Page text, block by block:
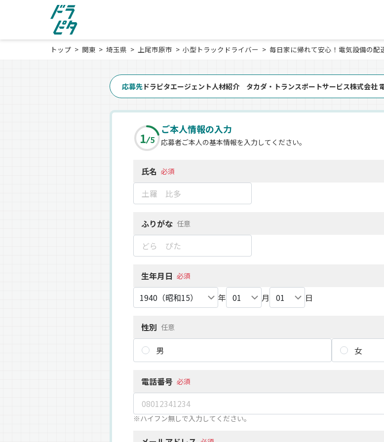
トップ 関東 埼玉県 上尾市原市 小型トラックドライバー 毎日家に帰れて安心！電気設備の配
応募先ドラピタエージェント人材紹介 タカダ・トランスポートサービス株式会社
1 5
ご本人情報の入力
応募者ご本人の基本情報を入力してください。
氏名 必須
ふりがな 任意
生年月日 必須
年 月 日
性別 任意
男 女
電話番号 必須
※ハイフン無しで入力してください。